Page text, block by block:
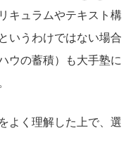
キュラムやテキスト構
いうわけではない場合
ウの蓄積）も大手塾に
よく理解した上で、選